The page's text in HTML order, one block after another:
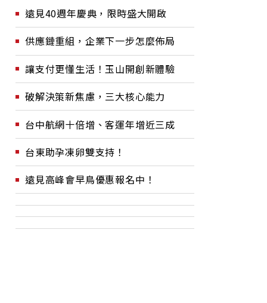
遠見40週年慶典，限時盛大開啟
供應鏈重組，企業下一步怎麼佈局
讓支付更懂生活！玉山開創新體驗
破解決策新焦慮，三大核心能力
台中航網十倍增、客運年增近三成
台東助孕凍卵雙支持！
遠見高峰會早鳥優惠報名中！